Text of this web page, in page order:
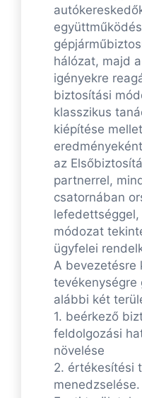
hálózat, majd
igényekre
biztosítási
klasszikus
kiépítése
az
partnerrel,
csatornában
módozat
ügyfelei
A bevezetésre
tevékenységre
alábbi két
1. beérkező
feldolgozási
növelése
2. értékesítési
menedzselése.